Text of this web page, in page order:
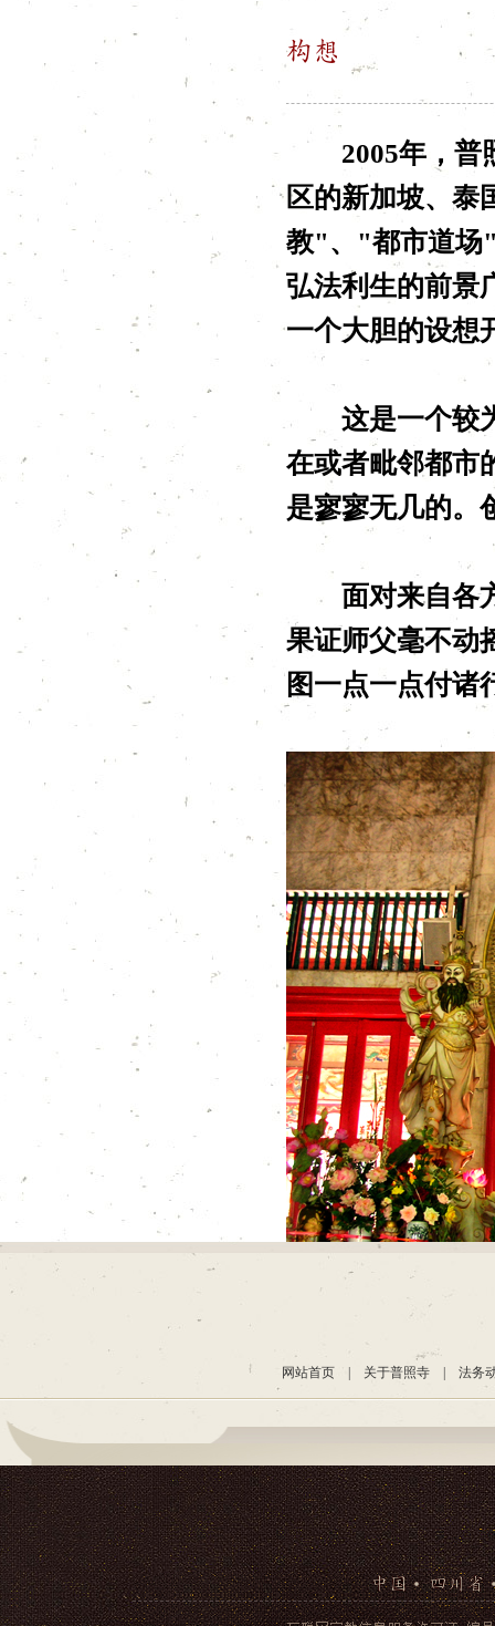
2005年，普照
区的新加坡、泰
教"、"都市道场
弘法利生的前景
一个大胆的设想
这是一个较为
在或者毗邻都市
是寥寥无几的。
面对来自各方
果证师父毫不动
图一点一点付诸
网站首页| 关于普照寺| 法务